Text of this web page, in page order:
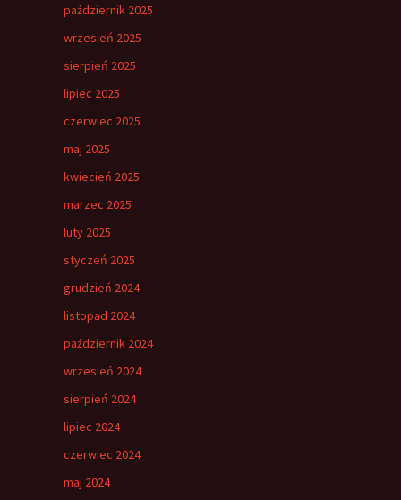
październik 2025
wrzesień 2025
sierpień 2025
lipiec 2025
czerwiec 2025
maj 2025
kwiecień 2025
marzec 2025
luty 2025
styczeń 2025
grudzień 2024
listopad 2024
październik 2024
wrzesień 2024
sierpień 2024
lipiec 2024
czerwiec 2024
maj 2024